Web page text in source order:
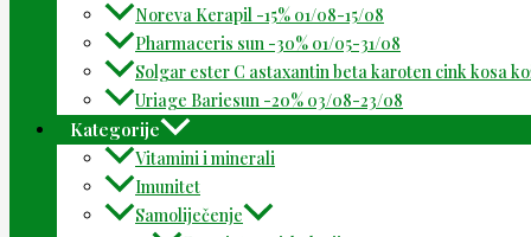
Noreva Kerapil -15% 01/08-15/08
Pharmaceris sun -30% 01/05-31/08
Solgar ester C astaxantin beta karoten cink kosa
Uriage Bariesun -20% 03/08-23/08
Kategorije
Vitamini i minerali
Imunitet
Samoliječenje